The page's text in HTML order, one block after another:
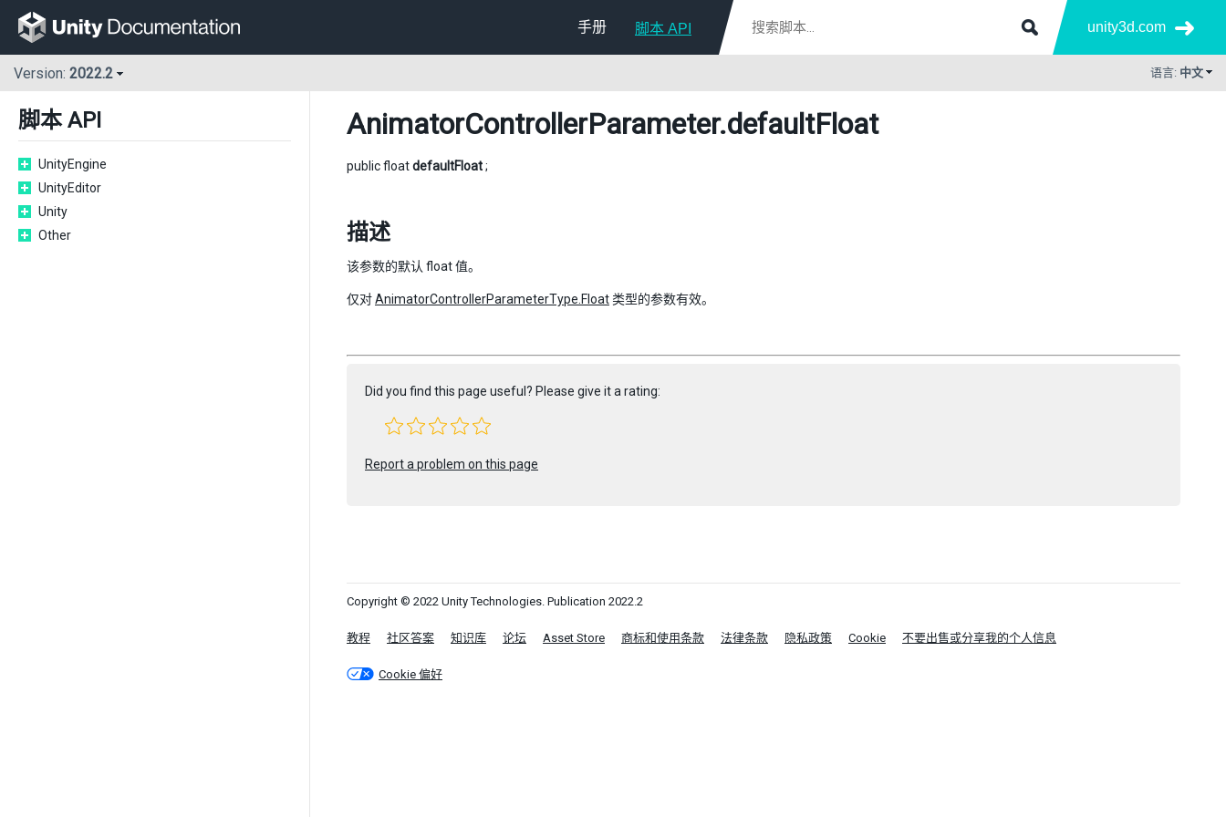
手册 脚本 API unity3d.com
Version: 2022.2 语言: 中文
脚本 API
UnityEngine
UnityEditor
Unity
Other
AnimatorControllerParameter.defaultFloat
public floatdefaultFloat;
描述
该参数的默认 float 值。
仅对AnimatorControllerParameterType.Float 类型的参数有效。
Did you find this page useful? Please give it a rating:
Report a problem on this page
Copyright © 2022 Unity Technologies. Publication 2022.2
教程 社区答案 知识库 论坛 Asset Store 商标和使用条款 法律条款 隐私政策 Cookie 不要出售或分享我的个人信息
Cookie 偏好